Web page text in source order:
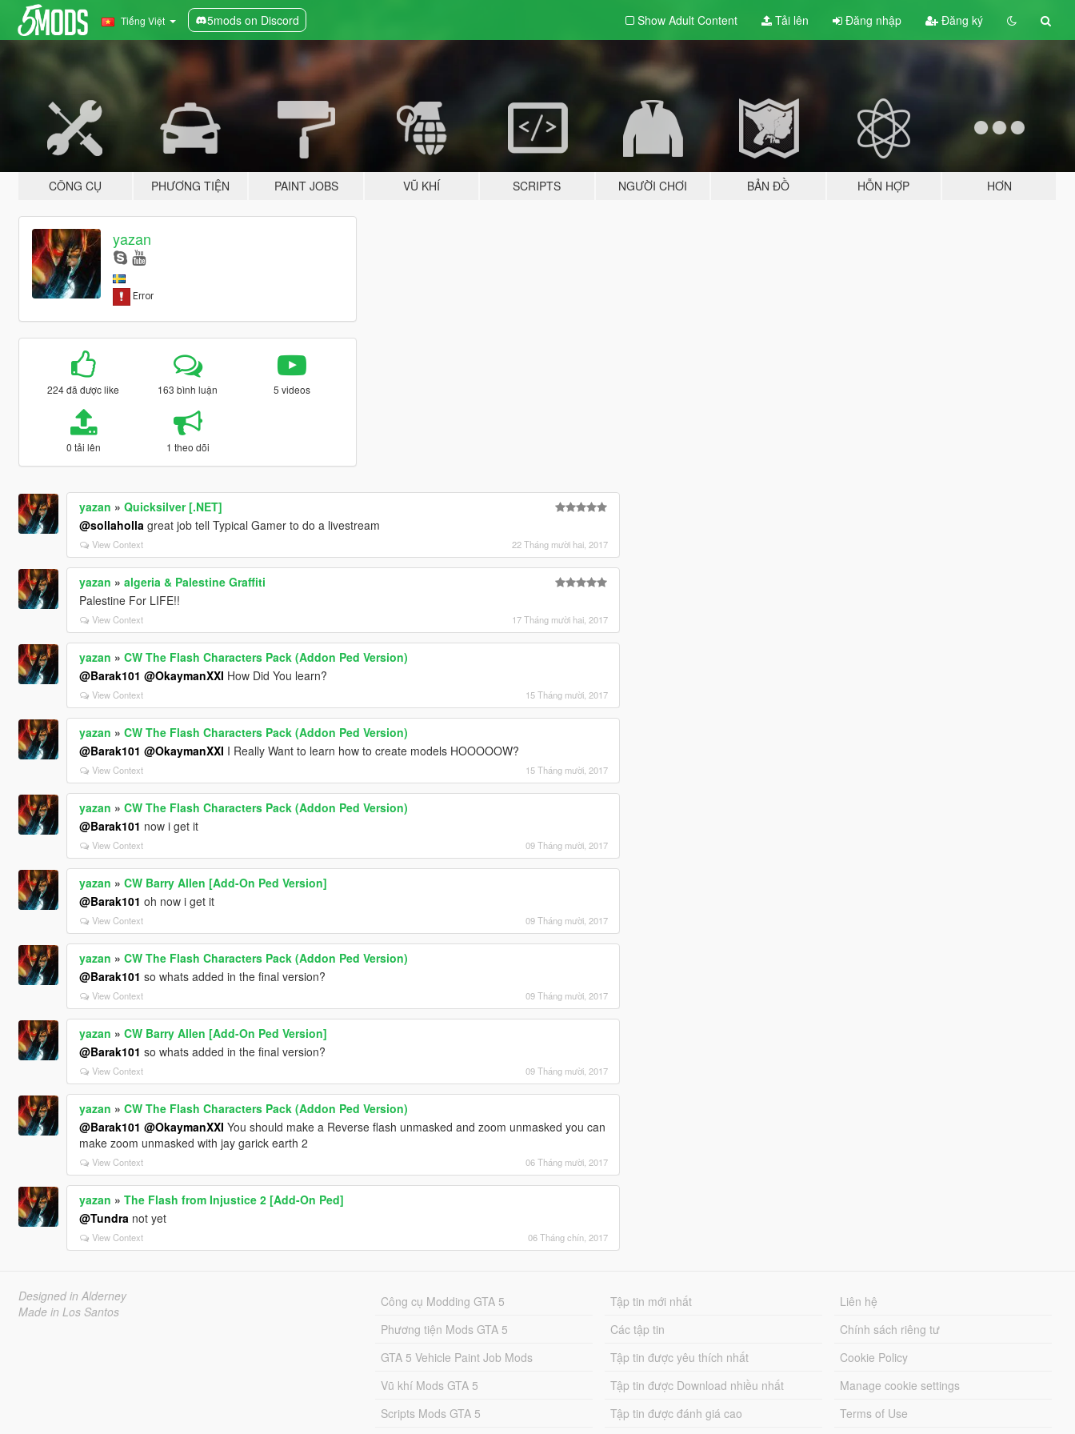
Tiếng Việt 5mods on Discord Show Adult Content Tải lên Đăng nhập Đăng ký
CÔNG CỤ PHƯƠNG TIỆN PAINT JOBS VŨ KHÍ SCRIPTS NGƯỜI CHƠI BẢN ĐỒ HỖN HỢP HƠN
yazan
224 đã được like 163 bình luận 5 videos
0 tải lên 1 theo dõi
yazan » Quicksilver [.NET]
@sollahollagreat job tell Typical Gamer to do a livestream
View Context 22 Tháng mười hai, 2017
yazan » algeria & Palestine Graffiti
Palestine For LIFE!!
View Context 17 Tháng mười hai, 2017
yazan » CW The Flash Characters Pack (Addon Ped Version)
@Barak101 @OkaymanXXI How Did You learn?
View Context 15 Tháng mười, 2017
yazan » CW The Flash Characters Pack (Addon Ped Version)
@Barak101 @OkaymanXXI I Really Want to learn how to create models HOOOOOW?
View Context 15 Tháng mười, 2017
yazan » CW The Flash Characters Pack (Addon Ped Version)
@Barak101 now i get it
View Context 09 Tháng mười, 2017
yazan » CW Barry Allen [Add-On Ped Version]
@Barak101 oh now i get it
View Context 09 Tháng mười, 2017
yazan » CW The Flash Characters Pack (Addon Ped Version)
@Barak101 so whats added in the final version?
View Context 09 Tháng mười, 2017
yazan » CW Barry Allen [Add-On Ped Version]
@Barak101 so whats added in the final version?
View Context 09 Tháng mười, 2017
yazan » CW The Flash Characters Pack (Addon Ped Version)
@Barak101 @OkaymanXXI You should make a Reverse flash unmasked and zoom unmasked you can
make zoom unmasked with jay garick earth 2
View Context 06 Tháng mười, 2017
yazan » The Flash from Injustice 2 [Add-On Ped]
@Tundranot yet
View Context 06 Tháng chín, 2017
Designed in Alderney
Made in Los Santos
Công cụ Modding GTA 5
Phương tiện Mods GTA 5
GTA 5 Vehicle Paint Job Mods
Vũ khí Mods GTA 5
Scripts Mods GTA 5
Tập tin mới nhất
Các tập tin
Tập tin được yêu thích nhất
Tập tin được Download nhiều nhất
Tập tin được đánh giá cao
Liên hệ
Chính sách riêng tư
Cookie Policy
Manage cookie settings
Terms of Use